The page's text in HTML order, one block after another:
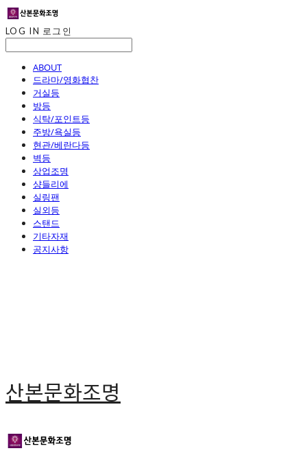
LOG IN 로그인
ABOUT
드라마/영화협찬
거실등
방등
식탁/포인트등
주방/욕실등
현관/베란다등
벽등
상업조명
샹들리에
실링팬
실외등
스탠드
기타자재
공지사항
산본문화조명